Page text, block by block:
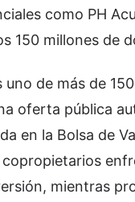
como PH
150 millones de
uno de más de
oferta pública
en la Bolsa de
copropietarios
mientras